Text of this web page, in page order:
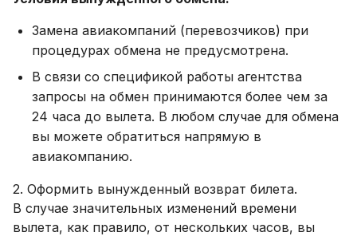
Замена авиакомпаний (перевозчиков) при
процедурах обмена не предусмотрена.
В связи со спецификой работы агентства
запросы на обмен принимаются более чем за
24 часа до вылета. В любом случае для обмена
вы можете обратиться напрямую в
авиакомпанию.
2. Оформить вынужденный возврат билета.
В случае значительных изменений времени
вылета, как правило, от нескольких часов, вы